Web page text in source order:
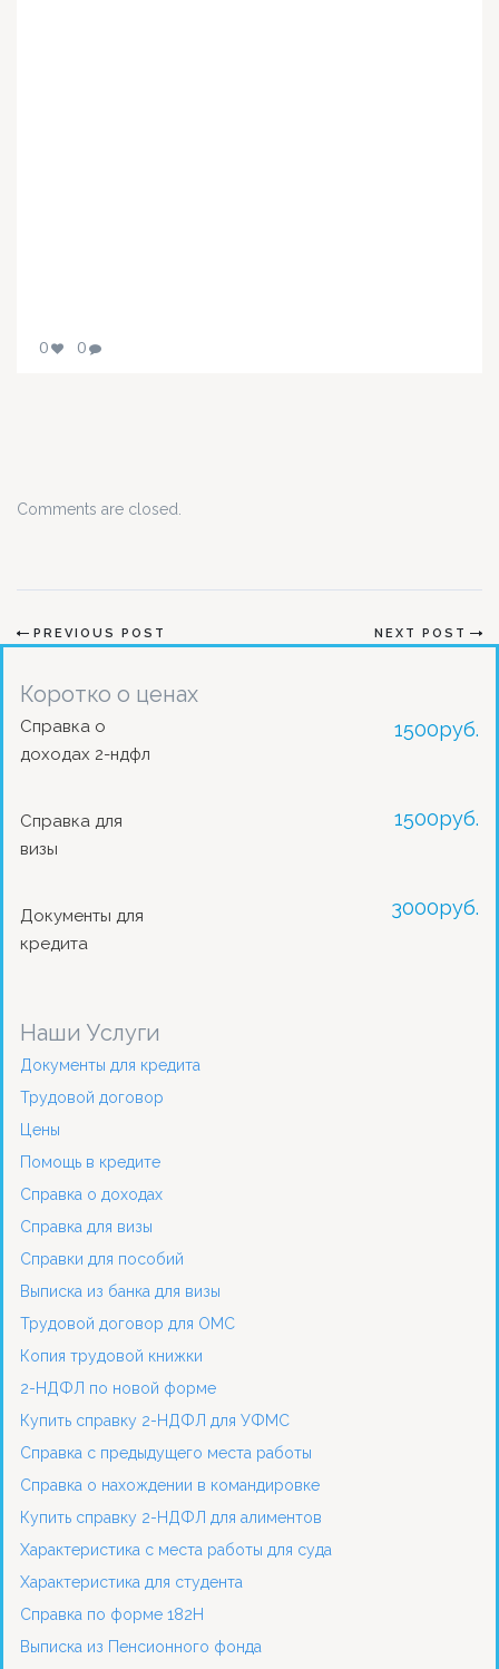
0 0
Comments are closed.
PREVIOUS POST NEXT POST
Коротко о ценах
Справка о
доходах 2-ндфл
Справка для
визы
Документы для
кредита
1500руб.
1500руб.
3000руб.
Наши Услуги
Документы для кредита
Трудовой договор
Цены
Помощь в кредите
Справка о доходах
Справка для визы
Справки для пособий
Выписка из банка для визы
Трудовой договор для ОМС
Копия трудовой книжки
2-НДФЛ по новой форме
Купить справку 2-НДФЛ для УФМС
Справка с предыдущего места работы
Справка о нахождении в командировке
Купить справку 2-НДФЛ для алиментов
Характеристика с места работы для суда
Характеристика для студента
Справка по форме 182Н
Выписка из Пенсионного фонда